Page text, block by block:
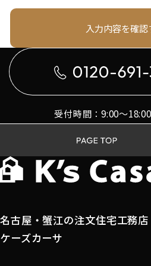
プライバシー情報のうち「個人
情報保護法にいう「個人情報」を
生存する個人に関する情報であ
含まれる氏名，生年月日，住所，
先その他の記述等により特定の
プライバシー情報のうち「履歴
をいい，ご利用いただいたサー
だいた商品，ご覧になったページ
ユーザーが検索された検索キーワ
ー情報，位置情報，端末の個体識
します。
入力内容を確認
受付時間：9:00〜
名古屋・蟹江の注文住宅工務店
ケーズカーサ